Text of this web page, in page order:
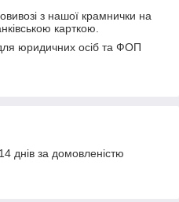
з нашої крамнички на
карткою.
юридичних осіб та ФОП
днів за домовленістю